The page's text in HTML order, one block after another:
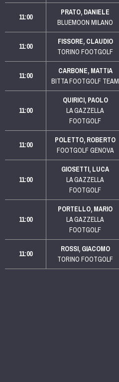
11:00
PRATO, DANIELE
BLUEMOON MILANO
11:00
FISSORE, CLAUDIO
TORINO FOOTGOLF
11:00
CARBONE, MATTIA
BITTA FOOTGOLF TEAM
11:00
QUIRICI, PAOLO
LA GAZZELLA
FOOTGOLF
11:00
POLETTO, ROBERTO
FOOTGOLF GENOVA
11:00
GIOSETTI, LUCA
LA GAZZELLA
FOOTGOLF
11:00
PORTELLO, MARIO
LA GAZZELLA
FOOTGOLF
11:00
ROSSI, GIACOMO
TORINO FOOTGOLF